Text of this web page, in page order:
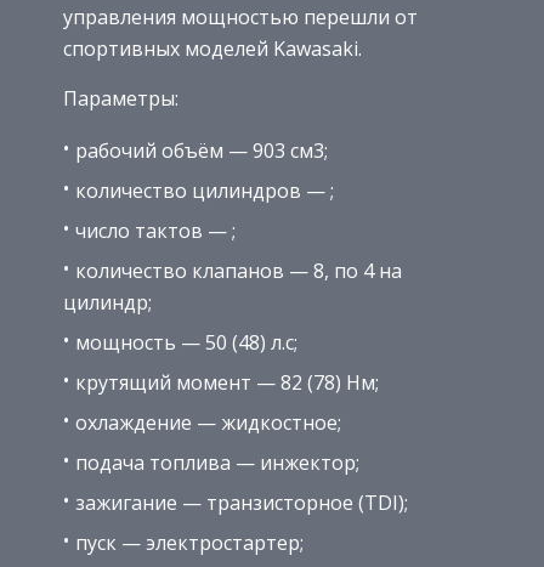
управления мощностью перешли от
спортивных моделей Kawasaki.
Параметры:
рабочий объём — 903 см3;
количество цилиндров — ;
число тактов — ;
количество клапанов — 8, по 4 на
цилиндр;
мощность — 50 (48) л.с;
крутящий момент — 82 (78) Нм;
охлаждение — жидкостное;
подача топлива — инжектор;
зажигание — транзисторное (TDI);
пуск — электростартер;